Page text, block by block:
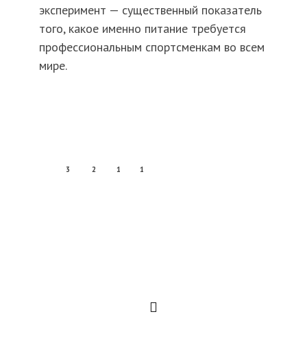
эксперимент — существенный показатель
того, какое именно питание требуется
профессиональным спортсменкам во всем
мире.
3 2 1 1